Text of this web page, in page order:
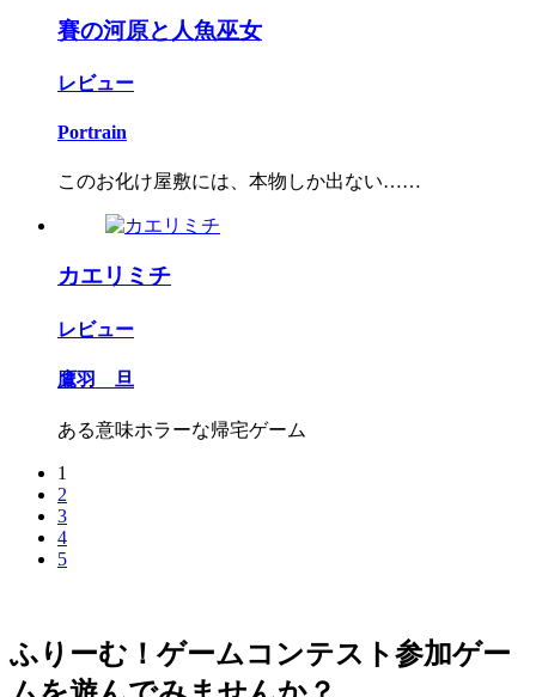
賽の河原と人魚巫女
レビュー
Portrain
このお化け屋敷には、本物しか出ない……
カエリミチ
レビュー
鷹羽 旦
ある意味ホラーな帰宅ゲーム
1
2
3
4
5
ふりーむ！ゲームコンテスト参加ゲー